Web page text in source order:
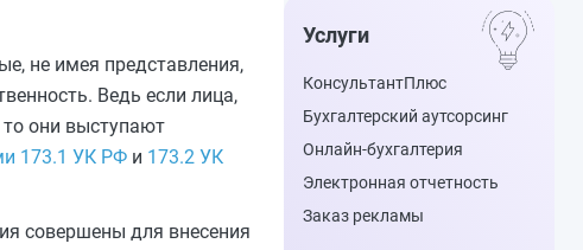
не имея представления,
Ведь если лица,
то они выступают
173.1 УК РФ и 173.2 УК
совершены для внесения
Услуги
КонсультантПлюс
Бухгалтерский аутсорсинг
Онлайн-бухгалтерия
Электронная отчетность
Заказ рекламы